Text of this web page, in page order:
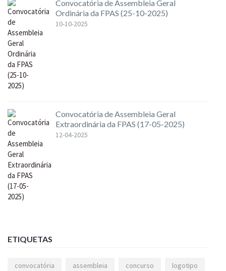
Convocatória de Assembleia Geral
Ordinária da FPAS (25-10-2025)
10-10-2025
Convocatória de Assembleia Geral
Extraordinária da FPAS (17-05-2025)
12-04-2025
ETIQUETAS
convocatória assembleia concurso logotipo